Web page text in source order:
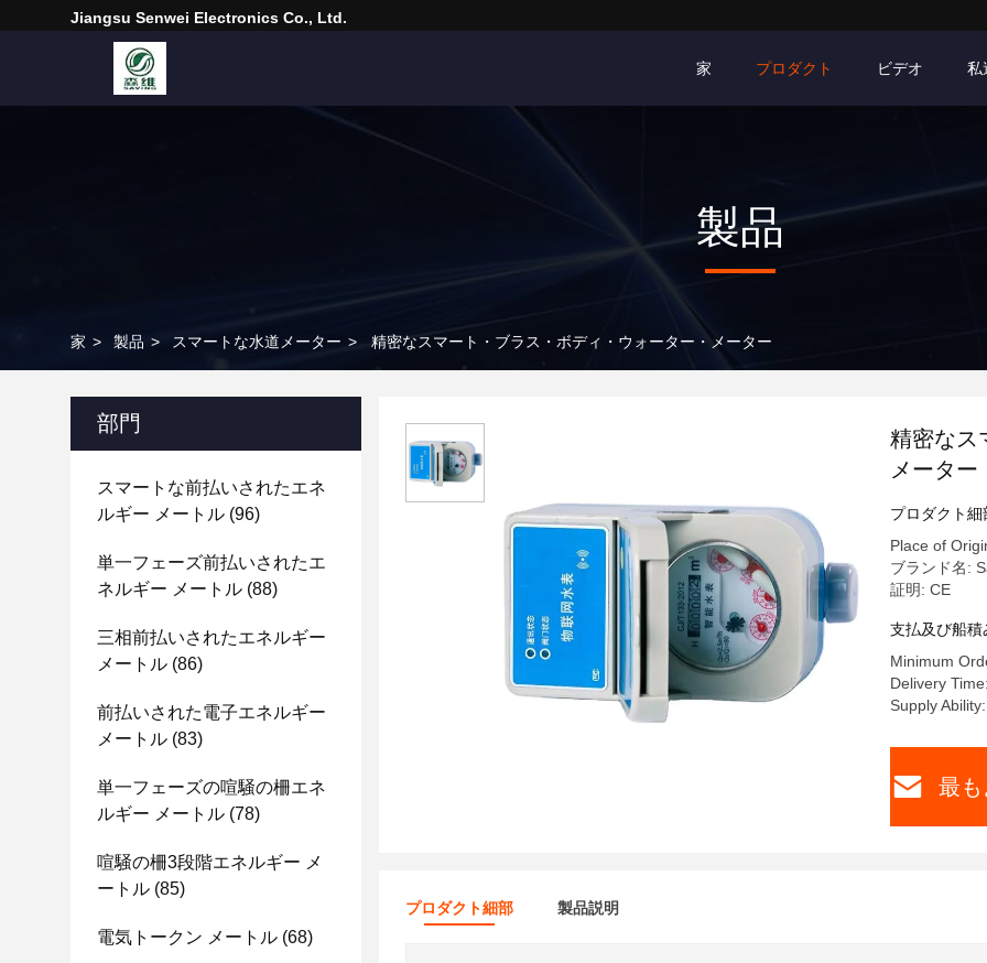
Jiangsu Senwei Electronics Co., Ltd.
家 プロダクト ビデオ 私
製品
家 > 製品 > スマートな水道メーター > 精密なスマート・ブラス・ボディ・ウォーター・メーター
部門
スマートな前払いされたエネ
ルギー メートル (96)
単一フェーズ前払いされたエ
ネルギー メートル (88)
三相前払いされたエネルギー
メートル (86)
前払いされた電子エネルギー
メートル (83)
単一フェーズの喧騒の柵エネ
ルギー メートル (78)
喧騒の柵3段階エネルギー メ
ートル (85)
電気トークン メートル (68)
精密なス
メーター
プロダクト細
Place of
ブランド名:
証明: CE
支払及び船積
Minimum
Delivery
Supply
最
プロダクト細部 製品説明